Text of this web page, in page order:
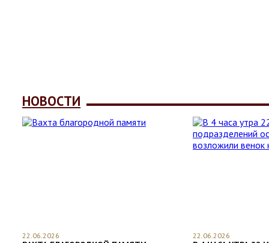
НОВОСТИ
22.06.2026 22.06.2026